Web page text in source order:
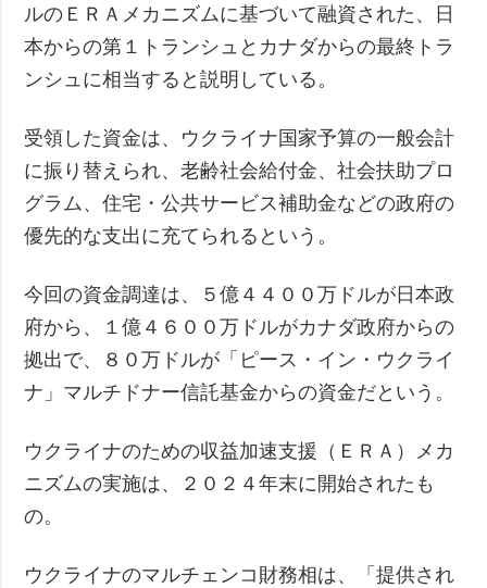
ルのＥＲＡメカニズムに基づいて融資された、日
本からの第１トランシュとカナダからの最終トラ
ンシュに相当すると説明している。
受領した資金は、ウクライナ国家予算の一般会計
に振り替えられ、老齢社会給付金、社会扶助プロ
グラム、住宅・公共サービス補助金などの政府の
優先的な支出に充てられるという。
今回の資金調達は、５億４４００万ドルが日本政
府から、１億４６００万ドルがカナダ政府からの
拠出で、８０万ドルが「ピース・イン・ウクライ
ナ」マルチドナー信託基金からの資金だという。
ウクライナのための収益加速支援（ＥＲＡ）メカ
ニズムの実施は、２０２４年末に開始されたも
の。
ウクライナのマルチェンコ財務相は、「提供され